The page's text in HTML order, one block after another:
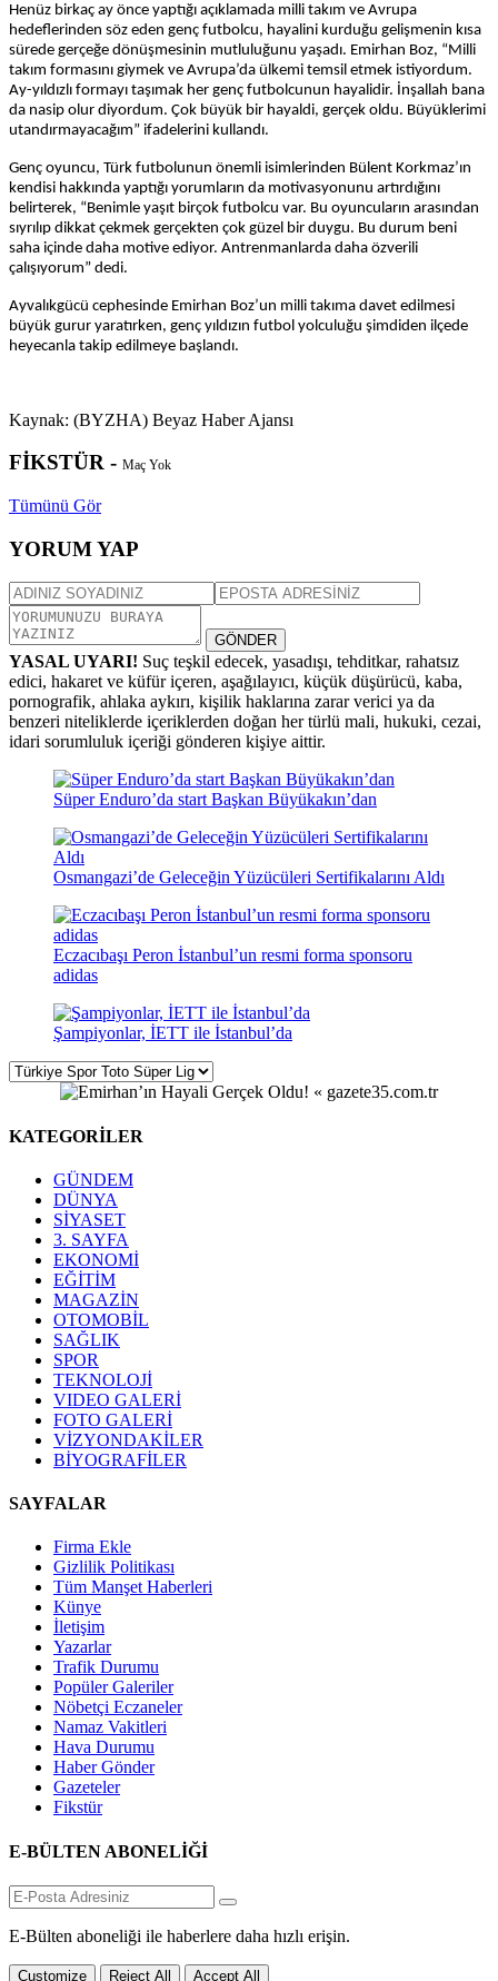
Henüz birkaç ay önce yaptığı açıklamada milli takım ve Avrupa
hedeflerinden söz eden genç futbolcu, hayalini kurduğu gelişmenin kısa
sürede gerçeğe dönüşmesinin mutluluğunu yaşadı. Emirhan Boz, “Milli
takım formasını giymek ve Avrupa’da ülkemi temsil etmek istiyordum.
Ay-yıldızlı formayı taşımak her genç futbolcunun hayalidir. İnşallah bana
da nasip olur diyordum. Çok büyük bir hayaldi, gerçek oldu. Büyüklerimi
utandırmayacağım” ifadelerini kullandı.
Genç oyuncu, Türk futbolunun önemli isimlerinden Bülent Korkmaz’ın
kendisi hakkında yaptığı yorumların da motivasyonunu artırdığını
belirterek, “Benimle yaşıt birçok futbolcu var. Bu oyuncuların arasından
sıyrılıp dikkat çekmek gerçekten çok güzel bir duygu. Bu durum beni
saha içinde daha motive ediyor. Antrenmanlarda daha özverili
çalışıyorum” dedi.
Ayvalıkgücü cephesinde Emirhan Boz’un milli takıma davet edilmesi
büyük gurur yaratırken, genç yıldızın futbol yolculuğu şimdiden ilçede
heyecanla takip edilmeye başlandı.
Kaynak: (BYZHA) Beyaz Haber Ajansı
FİKSTÜR - Maç Yok
Tümünü Gör
YORUM YAP
GÖNDER
YASAL UYARI! Suç teşkil edecek, yasadışı, tehditkar, rahatsız
edici, hakaret ve küfür içeren, aşağılayıcı, küçük düşürücü, kaba,
pornografik, ahlaka aykırı, kişilik haklarına zarar verici ya da
benzeri niteliklerde içeriklerden doğan her türlü mali, hukuki, cezai,
idari sorumluluk içeriği gönderen kişiye aittir.
Süper Enduro’da start Başkan Büyükakın’dan
Osmangazi’de Geleceğin Yüzücüleri Sertifikalarını Aldı
Eczacıbaşı Peron İstanbul’un resmi forma sponsoru
adidas
Şampiyonlar, İETT ile İstanbul’da
KATEGORİLER
GÜNDEM
DÜNYA
SİYASET
3. SAYFA
EKONOMİ
EĞİTİM
MAGAZİN
OTOMOBİL
SAĞLIK
SPOR
TEKNOLOJİ
VIDEO GALERİ
FOTO GALERİ
VİZYONDAKİLER
BİYOGRAFİLER
SAYFALAR
Firma Ekle
Gizlilik Politikası
Tüm Manşet Haberleri
Künye
İletişim
Yazarlar
Trafik Durumu
Popüler Galeriler
Nöbetçi Eczaneler
Namaz Vakitleri
Hava Durumu
Haber Gönder
Gazeteler
Fikstür
E-BÜLTEN ABONELİĞİ
E-Bülten aboneliği ile haberlere daha hızlı erişin.
Customize Reject All Accept All